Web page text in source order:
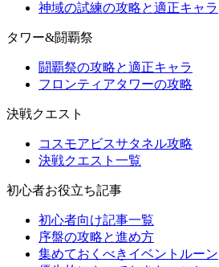
神域の試練の攻略と適正キャラ
タワー&闘覇祭
闘覇祭の攻略と適正キャラ
フロンティアタワーの攻略
決戦クエスト
コスモアビスサタネル攻略
決戦クエスト一覧
初心者お役立ち記事
初心者向け記事一覧
序盤の攻略と進め方
集めておくべきイベントルーン